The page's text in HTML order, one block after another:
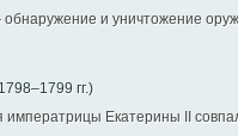
и уничтожение
гг.)
императрицы Екатерины II